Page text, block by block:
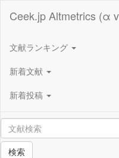
Ceek.jp Altmetrics (α
文献ランキング
新着文献
新着投稿
検索